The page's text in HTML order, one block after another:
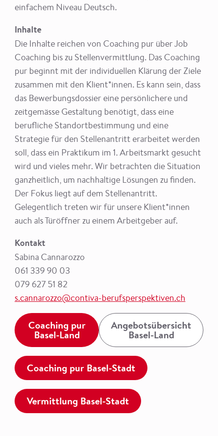
einfachem Niveau Deutsch.
Inhalte
Die Inhalte reichen von Coaching pur über Job
Coaching bis zu Stellenvermittlung. Das Coaching
pur beginnt mit der individuellen Klärung der Ziele
zusammen mit den Klient*innen. Es kann sein, dass
das Bewerbungsdossier eine persönlichere und
zeitgemässe Gestaltung benötigt, dass eine
berufliche Standortbestimmung und eine
Strategie für den Stellenantritt erarbeitet werden
soll, dass ein Praktikum im 1. Arbeitsmarkt gesucht
wird und vieles mehr. Wir betrachten die Situation
ganzheitlich, um nachhaltige Lösungen zu finden.
Der Fokus liegt auf dem Stellenantritt.
Gelegentlich treten wir für unsere Klient*innen
auch als Türöffner zu einem Arbeitgeber auf.
Kontakt
Sabina Cannarozzo
061 339 90 03
079 627 51 82
s.cannarozzo@contiva-berufsperspektiven.ch
Coaching pur
Basel-Land
Angebotsübersicht
Basel-Land
Coaching pur Basel-Stadt
Vermittlung Basel-Stadt